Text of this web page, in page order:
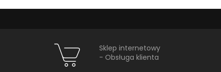
Sklep internetowy
- Obsługa klienta